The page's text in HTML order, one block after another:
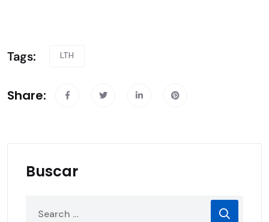
Tags: LTH
Share:
Buscar